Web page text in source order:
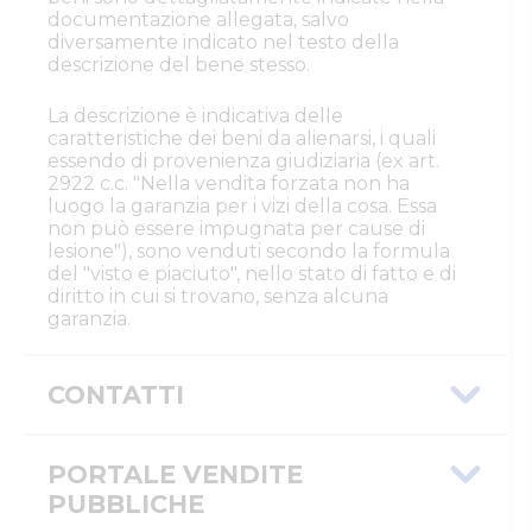
documentazione allegata, salvo
diversamente indicato nel testo della
descrizione del bene stesso.
La descrizione è indicativa delle
caratteristiche dei beni da alienarsi, i quali
essendo di provenienza giudiziaria (ex art.
2922 c.c. "Nella vendita forzata non ha
luogo la garanzia per i vizi della cosa. Essa
non può essere impugnata per cause di
lesione"), sono venduti secondo la formula
del "visto e piaciuto", nello stato di fatto e di
diritto in cui si trovano, senza alcuna
garanzia.
CONTATTI
Piacenza
Numeri di telefono
Email/PEC:isvegi@ivgparma.it
PORTALE VENDITE
PUBBLICHE